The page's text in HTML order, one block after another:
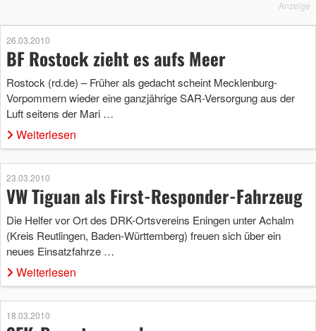
Anzeige
26.03.2010
BF Rostock zieht es aufs Meer
Rostock (rd.de) – Früher als gedacht scheint Mecklenburg-
Vorpommern wieder eine ganzjährige SAR-Versorgung aus der
Luft seitens der Mari …
Weiterlesen
23.03.2010
VW Tiguan als First-Responder-Fahrzeug
Die Helfer vor Ort des DRK-Ortsvereins Eningen unter Achalm
(Kreis Reutlingen, Baden-Württemberg) freuen sich über ein
neues Einsatzfahrze …
Weiterlesen
18.03.2010